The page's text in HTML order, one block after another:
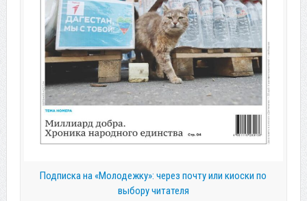
Подписка на «Молодежку»: через почту или киоски по
выбору читателя